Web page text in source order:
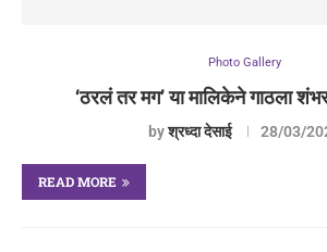
Photo Gallery
‘ठरलं तर मग’ या मालिकेने गाठला शंभर
byश्रध्दा देसाई 28/03/
READ MORE